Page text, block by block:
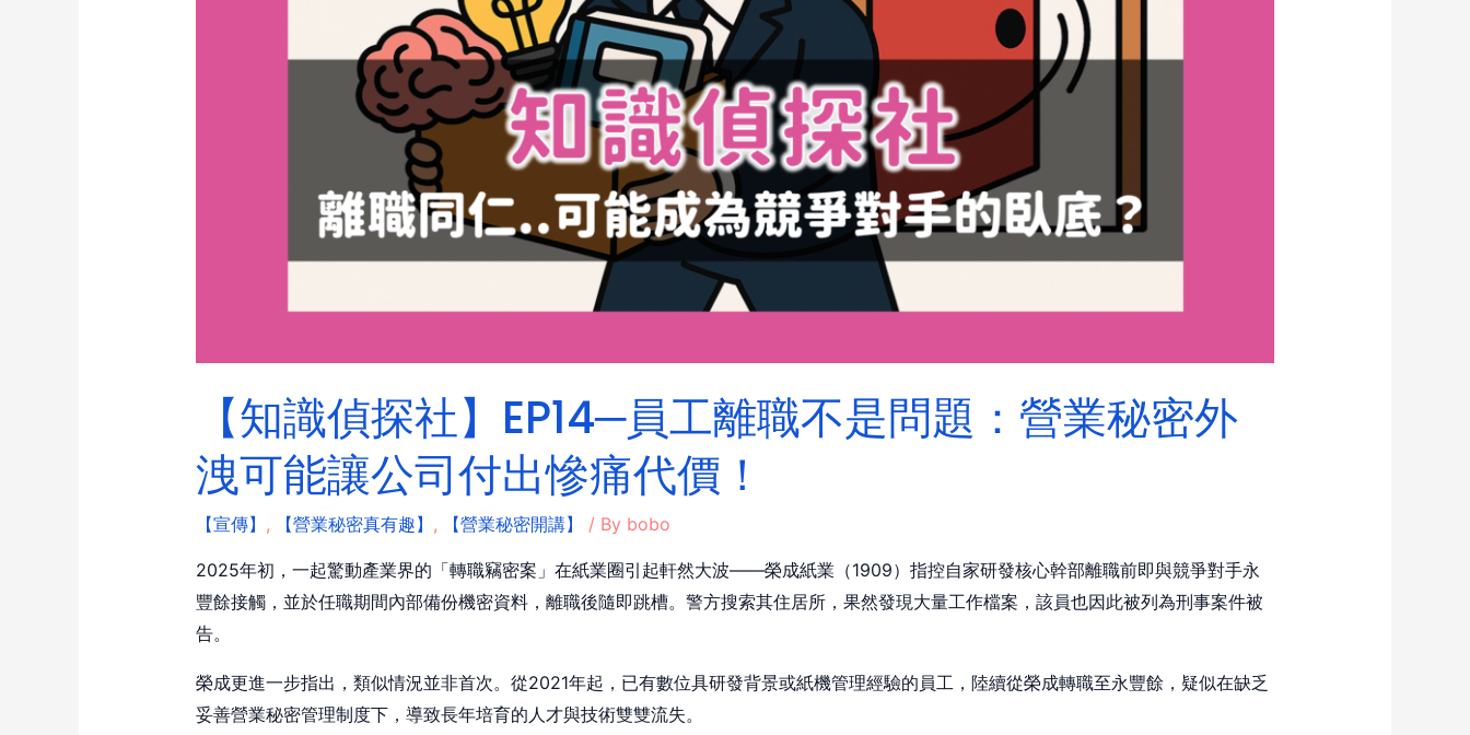
【知識偵探社】EP14─員工離職不是問題：營業秘密外
洩可能讓公司付出慘痛代價！
【宣傳】 , 【營業秘密真有趣】 , 【營業秘密開講】 / By bobo
2025年初，一起驚動產業界的「轉職竊密案」在紙業圈引起軒然大波——榮成紙業（1909）指控自家研發核心幹部離職前即與競爭對手永
豐餘接觸，並於任職期間內部備份機密資料，離職後隨即跳槽。警方搜索其住居所，果然發現大量工作檔案，該員也因此被列為刑事案件被
告。
榮成更進一步指出，類似情況並非首次。從2021年起，已有數位具研發背景或紙機管理經驗的員工，陸續從榮成轉職至永豐餘，疑似在缺乏
妥善營業秘密管理制度下，導致長年培育的人才與技術雙雙流失。